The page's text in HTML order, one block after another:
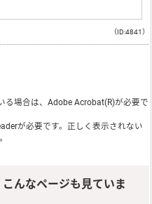
（ID:4841）
る場合は、Adobe Acrobat(R)が必要で
が必要です。正しく表示されない
んなページも見ていま